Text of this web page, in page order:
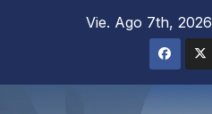
Vie. Ago 7th, 2026